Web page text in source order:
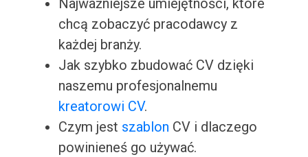
Najważniejsze umiejętności, które
chcą zobaczyć pracodawcy z
każdej branży.
Jak szybko zbudować CV dzięki
naszemu profesjonalnemu
kreatorowi CV.
Czym jest szablon CV i dlaczego
powinieneś go używać.